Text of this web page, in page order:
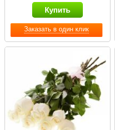
Заказать в один клик
Купить